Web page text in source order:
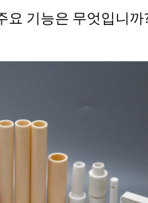
기능은 무엇입니